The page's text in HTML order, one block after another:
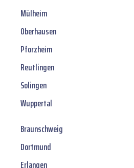
Mülheim
Oberhausen
Pforzheim
Reutlingen
Solingen
Wuppertal
Braunschweig
Dortmund